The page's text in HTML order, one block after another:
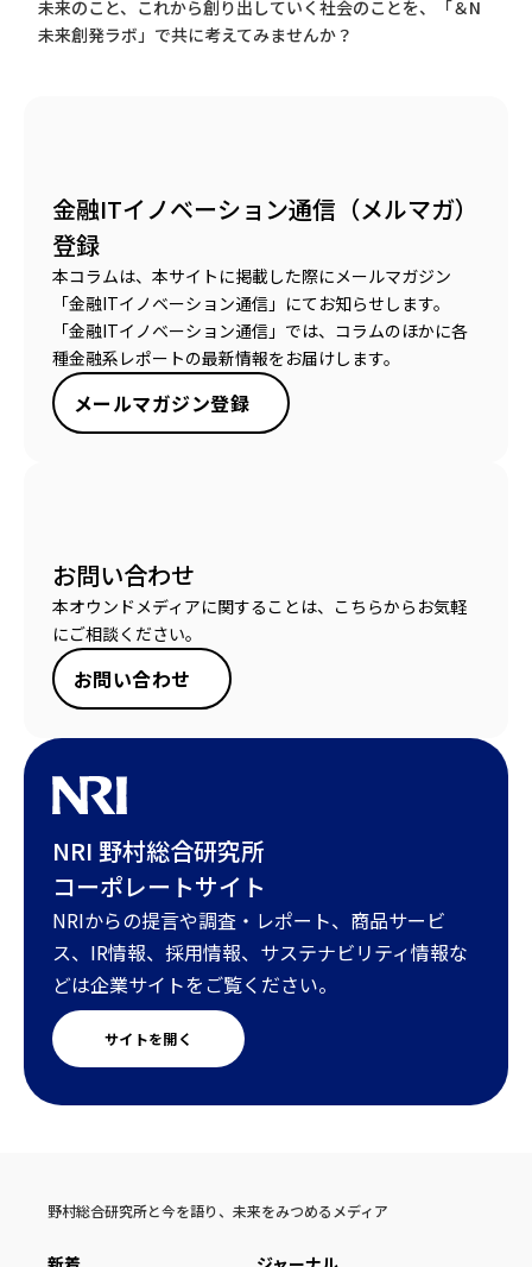
未来のこと、これから創り出していく社会のことを、「＆N
未来創発ラボ」で共に考えてみませんか？
金融ITイノベーション通信（メルマガ）
登録
本コラムは、本サイトに掲載した際にメールマガジン
「金融ITイノベーション通信」にてお知らせします。
「金融ITイノベーション通信」では、コラムのほかに各
種金融系レポートの最新情報をお届けします。
メールマガジン登録
お問い合わせ
本オウンドメディアに関することは、こちらからお気軽
にご相談ください。
お問い合わせ
NRI 野村総合研究所
コーポレートサイト
NRIからの提言や調査・レポート、商品サービ
ス、IR情報、採用情報、サステナビリティ情報な
どは企業サイトをご覧ください。
サイトを開く
野村総合研究所と今を語り、未来をみつめるメディア